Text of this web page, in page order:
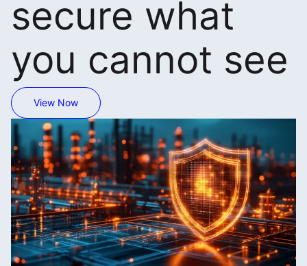
secure what
you cannot see
View Now